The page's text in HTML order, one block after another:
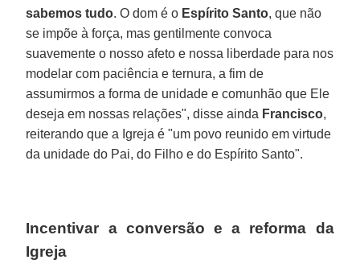
sabemos tudo. O dom é o Espírito Santo, que não
se impõe à força, mas gentilmente convoca
suavemente o nosso afeto e nossa liberdade para nos
modelar com paciência e ternura, a fim de
assumirmos a forma de unidade e comunhão que Ele
deseja em nossas relações", disse ainda Francisco,
reiterando que a Igreja é "um povo reunido em virtude
da unidade do Pai, do Filho e do Espírito Santo".
Incentivar a conversão e a reforma da
Igreja